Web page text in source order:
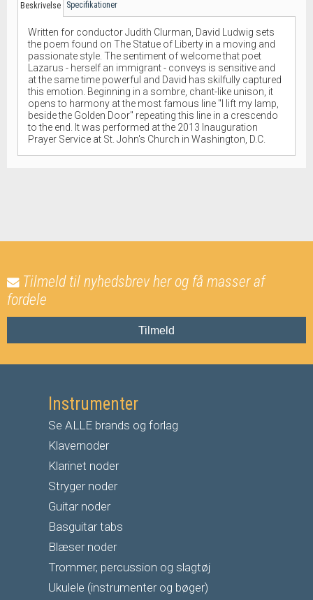
Beskrivelse Specifikationer
Written for conductor Judith Clurman, David Ludwig sets
the poem found on The Statue of Liberty in a moving and
passionate style. The sentiment of welcome that poet
Lazarus - herself an immigrant - conveys is sensitive and
at the same time powerful and David has skilfully captured
this emotion. Beginning in a sombre, chant-like unison, it
opens to harmony at the most famous line "I lift my lamp,
beside the Golden Door" repeating this line in a crescendo
to the end. It was performed at the 2013 Inauguration
Prayer Service at St. John's Church in Washington, D.C.
Tilmeld til nyhedsbrev her og få masser af
fordele
Tilmeld
Instrumenter
Se ALLE brands og forlag
Klavernoder
Klarinet noder
Stryger noder
Guitar noder
Basguitar tabs
Blæser noder
Trommer, percussion og slagtøj
Ukulele (instrumenter og bøger)